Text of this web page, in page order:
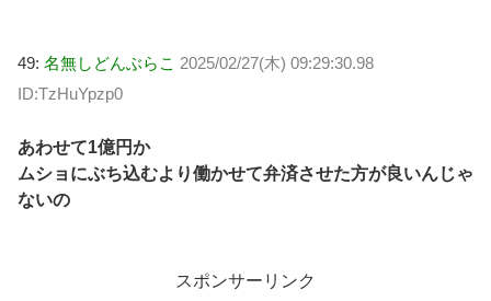
49: 名無しどんぶらこ 2025/02/27(木) 09:29:30.98
ID:TzHuYpzp0
あわせて1億円か
ムショにぶち込むより働かせて弁済させた方が良いんじゃ
ないの
スポンサーリンク